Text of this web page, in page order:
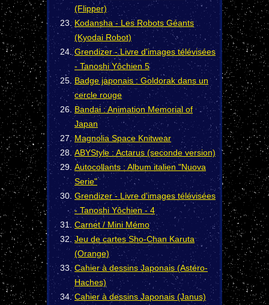
(Flipper)
Kodansha - Les Robots Géants
(Kyodai Robot)
Grendizer - Livre d'images télévisées
- Tanoshi Yôchien 5
Badge japonais : Goldorak dans un
cercle rouge
Bandai : Animation Memorial of
Japan
Magnolia Space Knitwear
ABYStyle : Actarus (seconde version)
Autocollants : Album italien "Nuova
Serie"
Grendizer - Livre d'images télévisées
- Tanoshi Yôchien - 4
Carnet / Mini Mémo
Jeu de cartes Sho-Chan Karuta
(Orange)
Cahier à dessins Japonais (Astéro-
Haches)
Cahier à dessins Japonais (Janus)